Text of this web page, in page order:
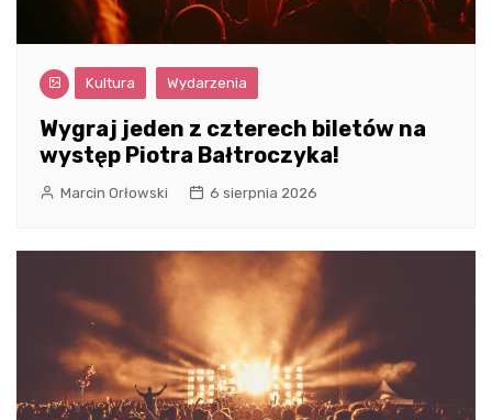
Kultura Wydarzenia
Wygraj jeden z czterech biletów na
występ Piotra Bałtroczyka!
Marcin Orłowski 6 sierpnia 2026